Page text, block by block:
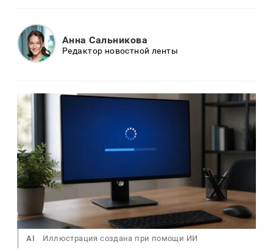
Анна Сальникова
Редактор новостной ленты
AI Иллюстрация создана при помощи ИИ